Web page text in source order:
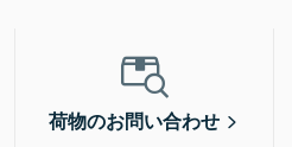
荷物のお問い合わせ